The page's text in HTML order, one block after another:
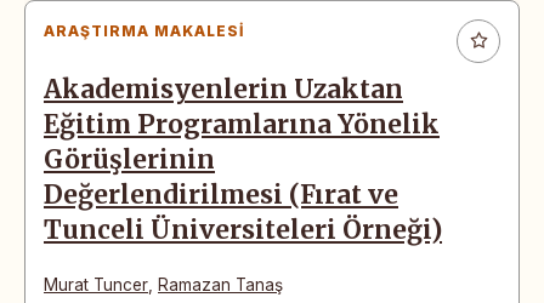
ARAŞTIRMA MAKALESI
Akademisyenlerin Uzaktan
Eğitim Programlarına Yönelik
Görüşlerinin
Değerlendirilmesi (Fırat ve
Tunceli Üniversiteleri Örneği)
Murat Tuncer Ramazan Tanaş